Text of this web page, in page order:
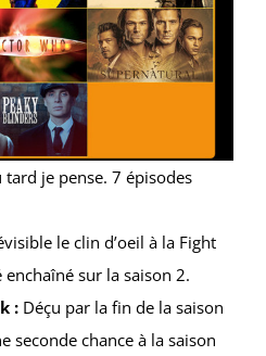
tard je pense. 7 épisodes
le clin d’oeil à la Fight
enchaîné sur la saison 2.
:Déçu par la fin de la saison
seconde chance à la saison